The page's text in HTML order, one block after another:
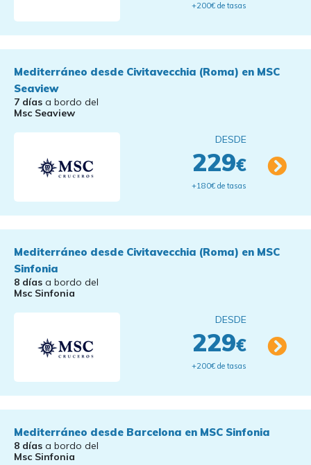
+200€ de tasas
Mediterráneo desde Civitavecchia (Roma) en MSC
Seaview
7 días a bordo del
Msc Seaview
DESDE
229€
+180€ de tasas
Mediterráneo desde Civitavecchia (Roma) en MSC
Sinfonia
8 días a bordo del
Msc Sinfonia
DESDE
229€
+200€ de tasas
Mediterráneo desde Barcelona en MSC Sinfonia
8 días a bordo del
Msc Sinfonia